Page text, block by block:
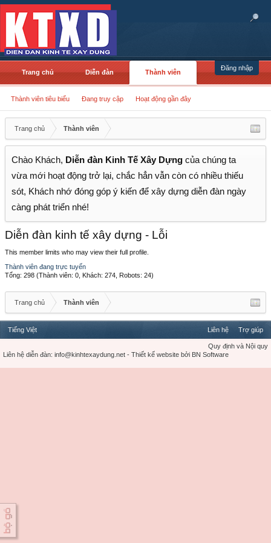
Đăng nhập
Trang chủ Diễn đàn Thành viên
Thành viên tiêu biểu Đang truy cập Hoạt động gần đây
Trang chủ Thành viên
Chào Khách, Diễn đàn Kinh Tế Xây Dựng của chúng ta
vừa mới hoạt động trở lại, chắc hẳn vẫn còn có nhiều thiếu
sót, Khách nhớ đóng góp ý kiến để xây dựng diễn đàn ngày
càng phát triển nhé!
Diễn đàn kinh tế xây dựng - Lỗi
This member limits who may view their full profile.
Thành viên đang trực tuyến
Tổng: 298 (Thành viên: 0, Khách: 274, Robots: 24)
Trang chủ Thành viên
Tiếng Việt Liên hệ Trợ giúp
Quy định và Nội quy
Liên hệ diễn đàn: info@kinhtexaydung.net - Thiết kế website bởi BN Software